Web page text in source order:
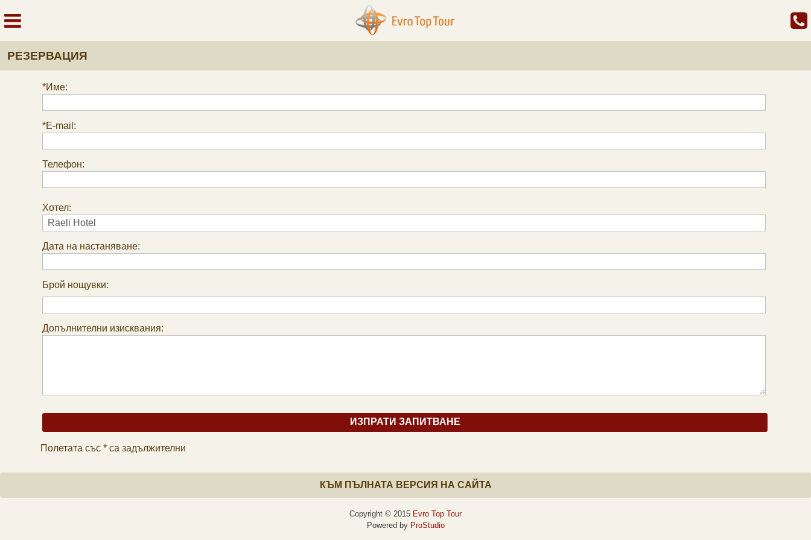
РЕЗЕРВАЦИЯ
*Име:
*E-mail:
Телефон:
Хотел:
Дата на настаняване:
Брой нощувки:
Допълнителни изисквания:
Полетата със * са задължителни
КЪМ ПЪЛНАТА ВЕРСИЯ НА САЙТА
Copyright © 2015 Evro Top Tour
Powered by ProStudio